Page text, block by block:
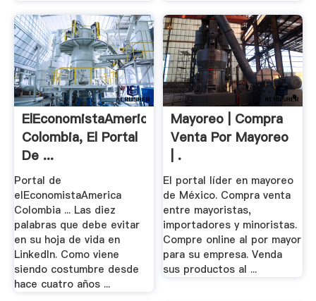
ElEconomistaAmerica
Colombia, El Portal
De ...
Portal de
elEconomistaAmerica
Colombia ... Las diez
palabras que debe evitar
en su hoja de vida en
LinkedIn. Como viene
siendo costumbre desde
hace cuatro años ...
Mayoreo | Compra
Venta Por Mayoreo
| .
El portal líder en mayoreo
de México. Compra venta
entre mayoristas,
importadores y minoristas.
Compre online al por mayor
para su empresa. Venda
sus productos al ...